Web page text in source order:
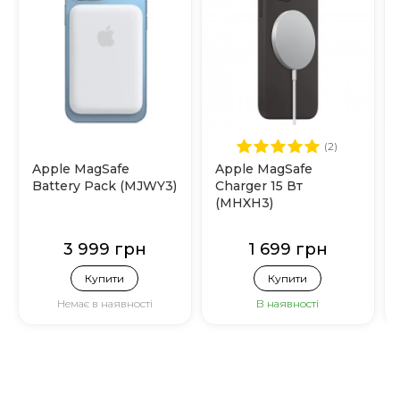
Apple MagSafe
Battery Pack (MJWY3)
3 999 грн
Купити
Немає в наявності
(2)
Apple MagSafe
Charger 15 Вт
(MHXH3)
1 699 грн
Купити
В наявності